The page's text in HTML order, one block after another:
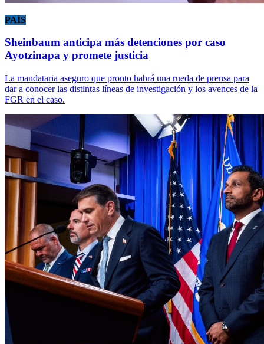
PAÍS
Sheinbaum anticipa más detenciones por caso
Ayotzinapa y promete justicia
La mandataria aseguro que pronto habrá una rueda de prensa para
dar a conocer las distintas líneas de investigación y los avences de la
FGR en el caso.